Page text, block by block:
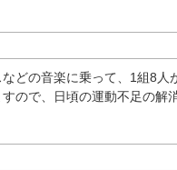
どの音楽に乗って、1組8人
ので、日頃の運動不足の解